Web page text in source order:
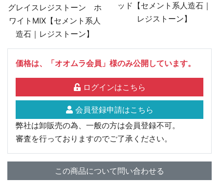
グレイスレジストーン ホ
ワイトMIX【セメント系人
造石｜レジストーン】
ッド【セメント系人造石｜
レジストーン】
価格は、「オオムラ会員」様のみ公開しています。
ログインはこちら
会員登録申請はこちら
弊社は卸販売の為、一般の方は会員登録不可。
審査を行っておりますのでご了承ください。
この商品について問い合わせる